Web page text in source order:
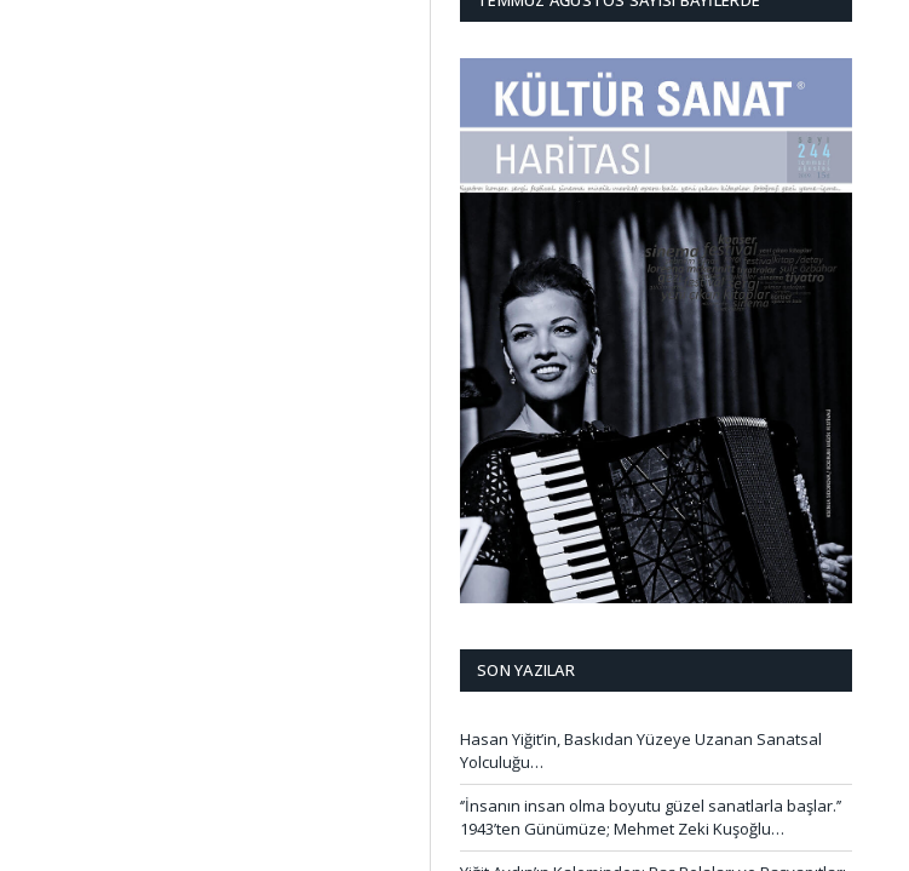
SON YAZILAR
Hasan Yiğit’in, Baskıdan Yüzeye Uzanan Sanatsal
Yolculuğu…
‘’İnsanın insan olma boyutu güzel sanatlarla başlar.’’
1943’ten Günümüze; Mehmet Zeki Kuşoğlu…